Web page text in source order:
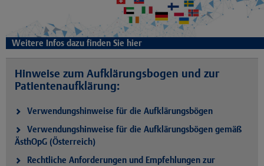
Weitere Infos dazu finden Sie hier
Hinweise zum Aufklärungsbogen und zur
Patientenaufklärung:
Verwendungshinweise für die Aufklärungsbögen
Verwendungshinweise für die Aufklärungsbögen gemäß
ÄsthOpG (Österreich)
Rechtliche Anforderungen und Empfehlungen zur